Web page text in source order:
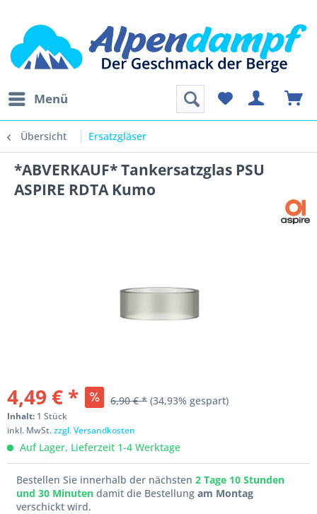
Menü
Übersicht Ersatzgläser
*ABVERKAUF* Tankersatzglas PSU
ASPIRE RDTA Kumo
4,49 € * 6,90 € * (34,93% gespart)
Inhalt: 1 Stück
inkl. MwSt.zzgl. Versandkosten
Auf Lager, Lieferzeit 1-4 Werktage
Bestellen Sie innerhalb der nächsten 2 Tage 10 Stunden
und 30 Minuten damit die Bestellung am Montag
verschickt wird.